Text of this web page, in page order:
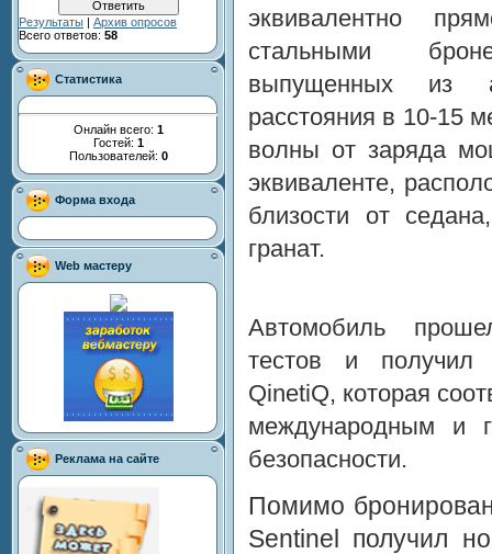
Результаты | Архив опросов
Всего ответов: 58
Статистика
Онлайн всего: 1
Гостей: 1
Пользователей: 0
Форма входа
Web мастеру
Реклама на сайте
эквивалентно
стальными
выпущенных из
расстояния в 10-15
волны от заряда
эквиваленте,
близости от
гранат.
Автомобиль
тестов и получил
QinetiQ, которая
международным и
безопасности.
Помимо
Sentinel получил